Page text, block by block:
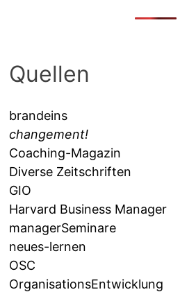
Quellen
brandeins
changement!
Coaching-Magazin
Diverse Zeitschriften
GIO
Harvard Business Manager
managerSeminare
neues-lernen
OSC
OrganisationsEntwicklung